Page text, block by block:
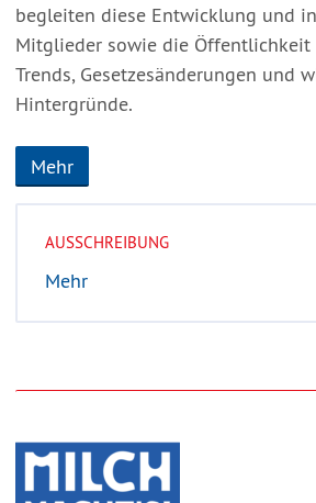
begleiten diese Entwicklung und
Mitglieder sowie die Öffentlichkeit
Trends, Gesetzesänderungen und
Hintergründe.
Mehr
AUSSCHREIBUNG
Mehr